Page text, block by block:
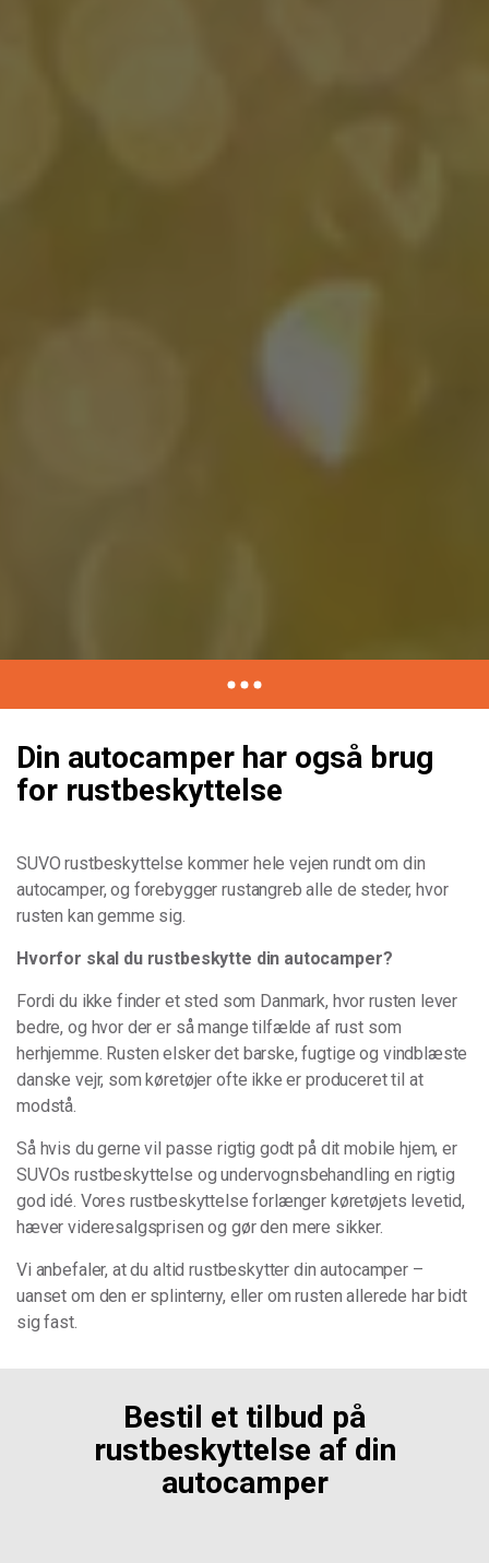
Din autocamper har også brug
for rustbeskyttelse
SUVO rustbeskyttelse kommer hele vejen rundt om din
autocamper, og forebygger rustangreb alle de steder, hvor
rusten kan gemme sig.
Hvorfor skal du rustbeskytte din autocamper?
Fordi du ikke finder et sted som Danmark, hvor rusten lever
bedre, og hvor der er så mange tilfælde af rust som
herhjemme. Rusten elsker det barske, fugtige og vindblæste
danske vejr, som køretøjer ofte ikke er produceret til at
modstå.
Så hvis du gerne vil passe rigtig godt på dit mobile hjem, er
SUVOs rustbeskyttelse og undervognsbehandling en rigtig
god idé. Vores rustbeskyttelse forlænger køretøjets levetid,
hæver videresalgsprisen og gør den mere sikker.
Vi anbefaler, at du altid rustbeskytter din autocamper –
uanset om den er splinterny, eller om rusten allerede har bidt
sig fast.
Bestil et tilbud på
rustbeskyttelse af din
autocamper